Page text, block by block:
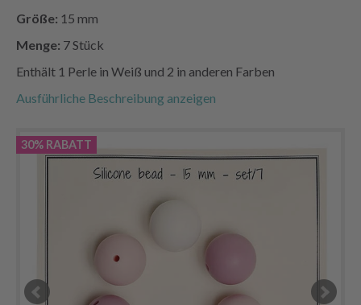
Größe: 15 mm
Menge: 7 Stück
Enthält 1 Perle in Weiß und 2 in anderen Farben
Ausführliche Beschreibung anzeigen
30% RABATT